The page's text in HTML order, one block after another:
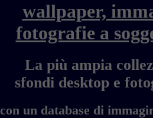
wallpaper,
fotografie a
La più ampia
sfondi desktop e
con un database di